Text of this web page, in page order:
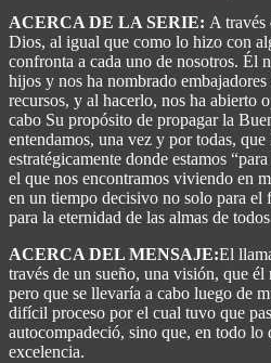
ACERCA DE LA SERIE: A través
Dios, al igual que como lo hizo con
confronta a cada uno de nosotros. Él
hijos y nos ha nombrado
recursos, y al hacerlo, nos ha abierto
cabo Su propósito de propagar la
entendamos, una vez y por todas,
estratégicamente donde estamos
el que nos encontramos viviendo en
en un tiempo decisivo no solo para el
para la eternidad de las almas de
ACERCA DEL MENSAJE:El
través de un sueño, una visión, que
pero que se llevaría a cabo luego de
difícil proceso por el cual tuvo que
autocompadeció, sino que, en todo lo
excelencia.